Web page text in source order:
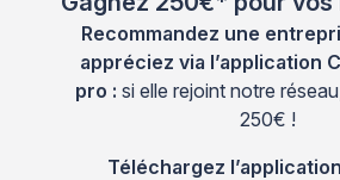
Recommandez une
appréciez via l’application
pro : si elle rejoint notre
250€ !
Téléchargez